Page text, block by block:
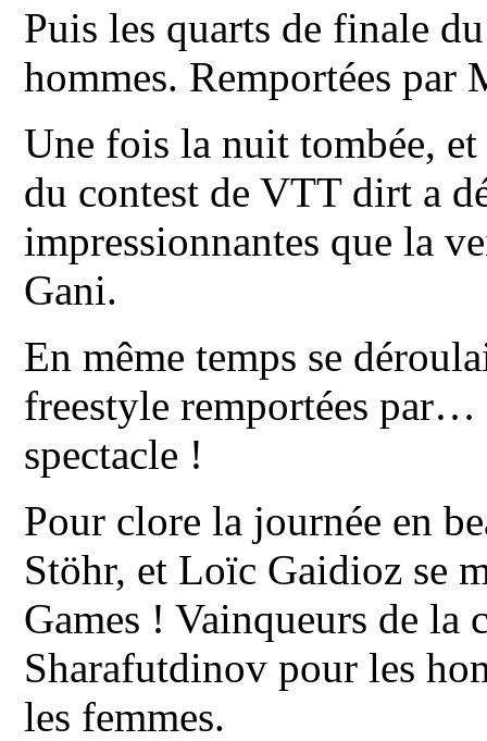
Puis les quarts de finale
hommes. Remportées
Une fois la nuit tombée,
du contest de VTT dirt a
impressionnantes que la
Gani.
En même temps se
freestyle remportées
spectacle !
Pour clore la journée en
Stöhr, et Loïc Gaidioz se
Games ! Vainqueurs de
Sharafutdinov pour les
les femmes.